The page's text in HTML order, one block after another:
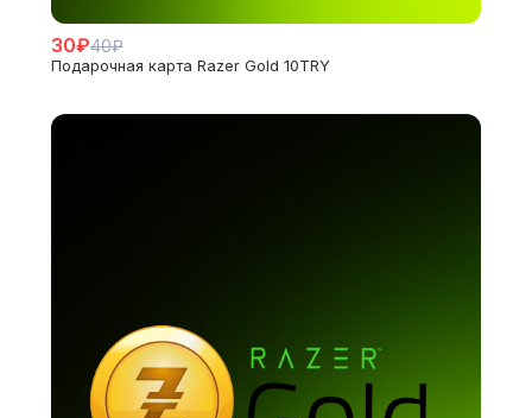
30₽40₽
Подарочная карта Razer Gold 10TRY